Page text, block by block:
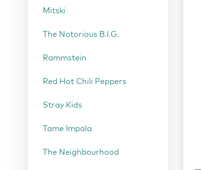
Mitski
The Notorious B.I.G.
Rammstein
Red Hot Chili Peppers
Stray Kids
Tame Impala
The Neighbourhood